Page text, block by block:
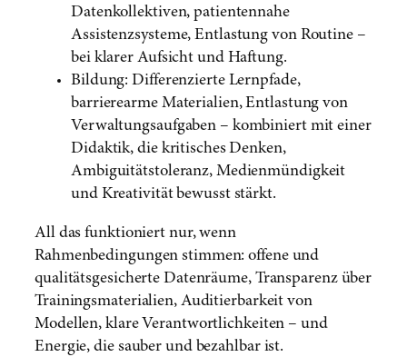
Datenkollektiven, patientennahe
Assistenzsysteme, Entlastung von Routine –
bei klarer Aufsicht und Haftung.
Bildung: Differenzierte Lernpfade,
barrierearme Materialien, Entlastung von
Verwaltungsaufgaben – kombiniert mit einer
Didaktik, die kritisches Denken,
Ambiguitätstoleranz, Medienmündigkeit
und Kreativität bewusst stärkt.
All das funktioniert nur, wenn
Rahmenbedingungen stimmen: offene und
qualitätsgesicherte Datenräume, Transparenz über
Trainingsmaterialien, Auditierbarkeit von
Modellen, klare Verantwortlichkeiten – und
Energie, die sauber und bezahlbar ist.